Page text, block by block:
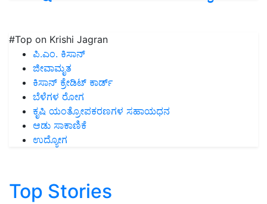
#Top on Krishi Jagran
ಪಿ.ಎಂ. ಕಿಸಾನ್
ಜೀವಾಮೃತ
ಕಿಸಾನ್ ಕ್ರೇಡಿಟ್ ಕಾರ್ಡ್
ಬೆಳೆಗಳ ರೋಗ
ಕೃಷಿ ಯಂತ್ರೋಪಕರಣಗಳ ಸಹಾಯಧನ
ಆಡು ಸಾಕಾಣಿಕೆ
ಉದ್ಯೋಗ
Top Stories